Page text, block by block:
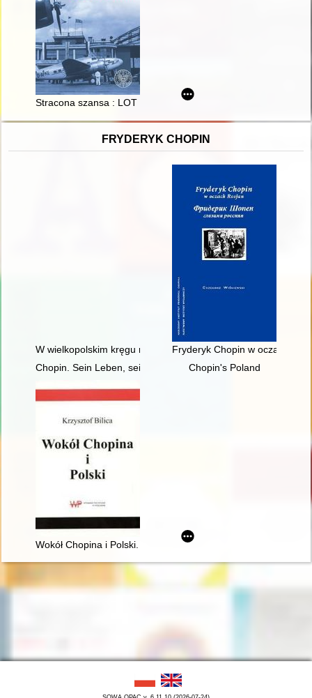
Stracona szansa : LOT w początkowym okresie drugiej wojny
FRYDERYK CHOPIN
W wielkopolskim kręgu rodziny Fryderyka Chopina
Fryderyk Chopin w oczach
Chopin. Sein Leben, sein Werk, seine ZeitChopin's Poland
Wokół Chopina i Polski. Siedem szkiców